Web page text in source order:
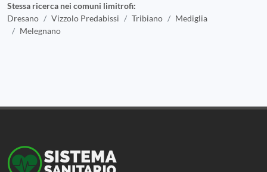
Stessa ricerca nei comuni limitrofi:
Dresano
Vizzolo Predabissi Tribiano
Mediglia
Melegnano